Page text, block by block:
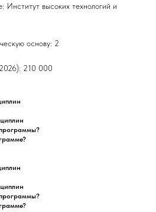
Институт высоких технологий и
основу: 2
210 000